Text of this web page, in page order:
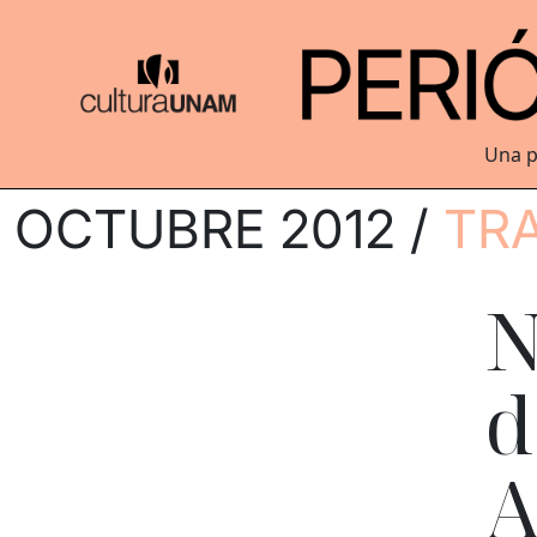
Una
OCTUBRE 2012 /